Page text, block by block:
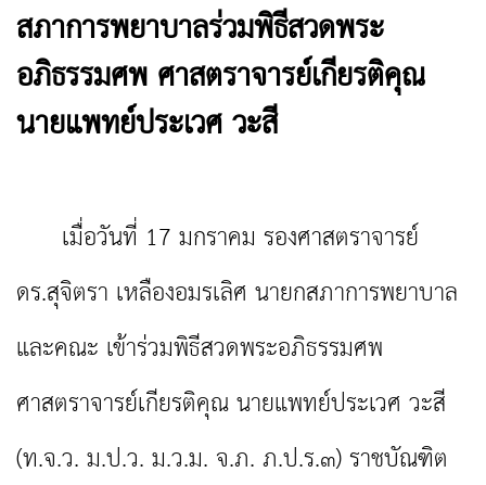
สภาการพยาบาลร่วมพิธีสวดพระ
อภิธรรมศพ ศาสตราจารย์เกียรติคุณ
นายแพทย์ประเวศ วะสี
เมื่อวันที่ 17 มกราคม รองศาสตราจารย์
ดร.สุจิตรา เหลืองอมรเลิศ นายกสภาการพยาบาล
และคณะ เข้าร่วมพิธีสวดพระอภิธรรมศพ
ศาสตราจารย์เกียรติคุณ นายแพทย์ประเวศ วะสี
(ท.จ.ว. ม.ป.ว. ม.ว.ม. จ.ภ. ภ.ป.ร.๓) ราชบัณฑิต